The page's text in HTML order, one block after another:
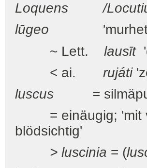
Loquens /
lūgeo 'murhettia,
~ Lett. lausīt
< ai. rujáti
luscus =
= einäugig; 'mit
blödsichtig'
> luscinia = (